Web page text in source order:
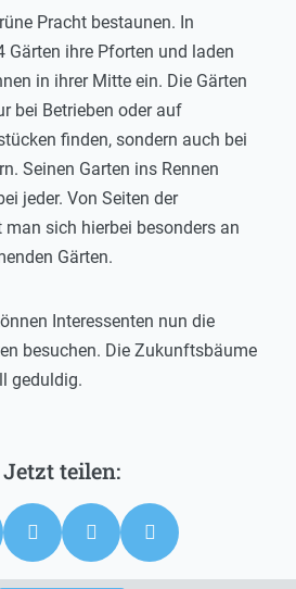
Pracht bestaunen. In
Gärten ihre Pforten und laden
in ihrer Mitte ein. Die Gärten
bei Betrieben oder auf
finden, sondern auch bei
Seinen Garten ins Rennen
jeder. Von Seiten der
sich hierbei besonders an
Gärten.
Interessenten nun die
besuchen. Die Zukunftsbäume
geduldig.